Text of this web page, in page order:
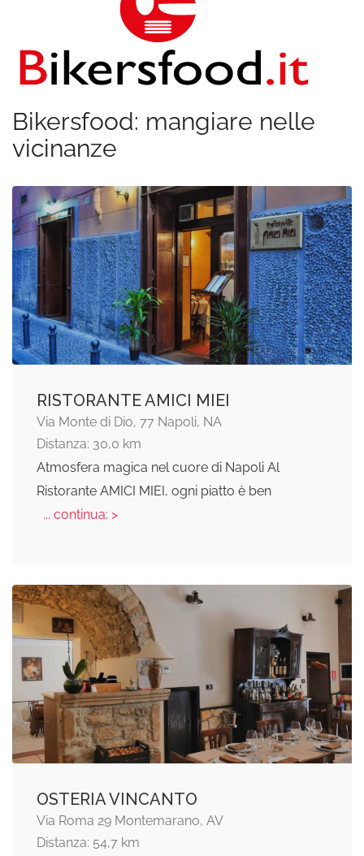
Bikersfood: mangiare nelle
vicinanze
RISTORANTE AMICI MIEI
Via Monte di Dio, 77 Napoli, NA
Distanza: 30,0 km
Atmosfera magica nel cuore di Napoli Al
Ristorante AMICI MIEI, ogni piatto è ben
... continua: >
OSTERIA VINCANTO
Via Roma 29 Montemarano, AV
Distanza: 54,7 km